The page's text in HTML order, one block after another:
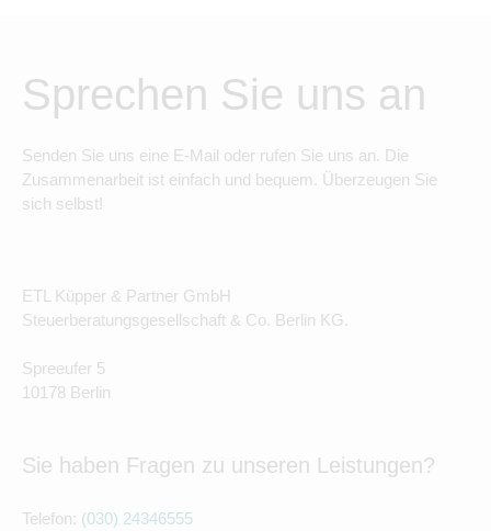
Sprechen Sie uns an
Senden Sie uns eine E-Mail oder rufen Sie uns an. Die
Zusammenarbeit ist einfach und bequem. Überzeugen Sie
sich selbst!
ETL Küpper & Partner GmbH
Steuerberatungsgesellschaft & Co. Berlin KG.
Spreeufer 5
10178 Berlin
Sie haben Fragen zu unseren Leistungen?
Telefon: (030) 24346555